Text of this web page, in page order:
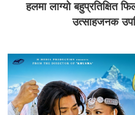
हलमा लाग्यो बहुप्रतिक्षित
उत्साहजनक